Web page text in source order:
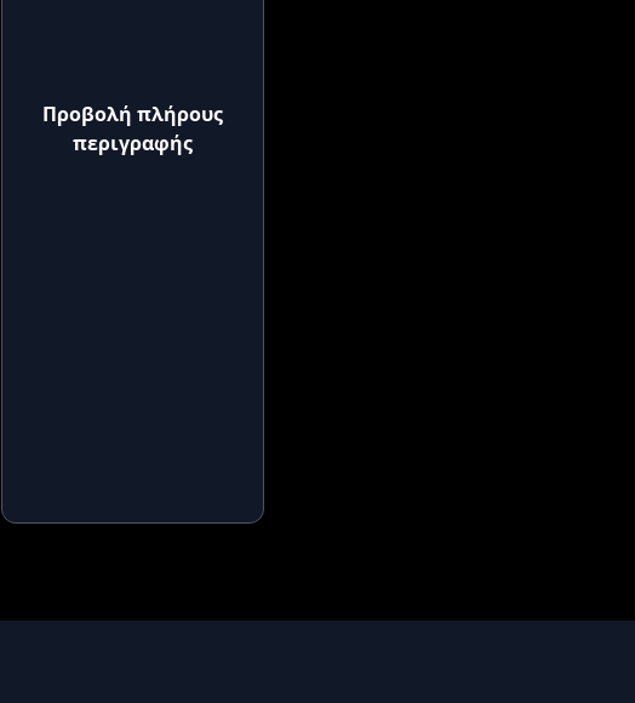
Προβολή πλήρους
περιγραφής